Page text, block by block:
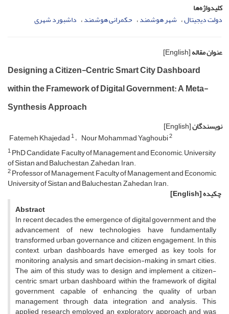
کلیدواژه‌ها
دولت دیجیتال شهر هوشمند حکمرانی هوشمند داشبورد شهری
عنوان مقاله[English]
Designing a Citizen-Centric Smart City Dashboard
within the Framework of Digital Government: A Meta-
Synthesis Approach
نویسندگان[English]
Fatemeh Khajedad1 Nour Mohammad Yaghoubi2
1PhD Candidate, Faculty of Management and Economic,, University
of Sistan and Baluchestan, Zahedan, Iran.
2Professor of Management, Faculty of Management and Economic,
University of Sistan and Baluchestan, Zahedan, Iran.
چکیده[English]
Abstract
In recent decades, the emergence of digital government and the
advancement of new technologies have fundamentally
transformed urban governance and citizen engagement. In this
context, urban dashboards have emerged as key tools for
monitoring, analysis, and smart decision-making in smart cities.
The aim of this study was to design and implement a citizen-
centric smart urban dashboard within the framework of digital
government, capable of enhancing the quality of urban
management through data integration and analysis. This